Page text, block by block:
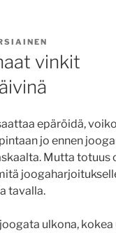
vinkit
epäröidä,
jo ennen
Mutta totuus
tavalla.
ulkona, kokea